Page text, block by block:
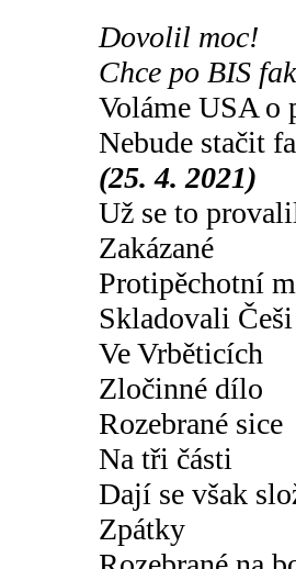
Dovolil moc!
Chce po BIS
Voláme USA o
Nebude stačit
(25. 4. 2021)
Už se to
Zakázané
Protipěchotní
Skladovali Češi
Ve Vrběticích
Zločinné dílo
Rozebrané sice
Na tři části
Dají se však
Zpátky